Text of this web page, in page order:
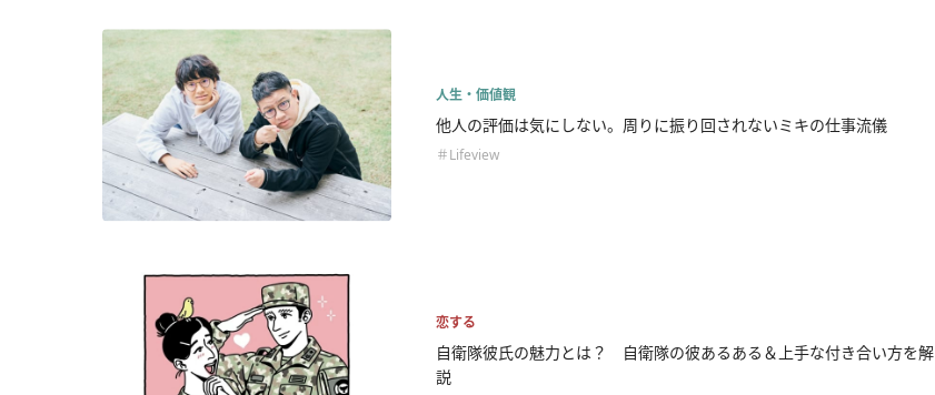
人生・価値観
他人の評価は気にしない。周りに振り回されないミキの仕事流儀
＃Lifeview
恋する
自衛隊彼氏の魅力とは？ 自衛隊の彼あるある＆上手な付き合い方を解
説